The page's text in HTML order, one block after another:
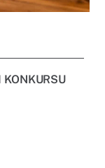
KONKURSU